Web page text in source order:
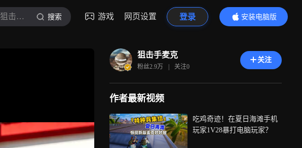
狙击手麦克 搜索 游戏 网页设置 登录
安装电脑版
内容更精彩
狙击手麦克
粉丝2.9万 | 关注0
关注
作者最新视频
吃鸡奇迹！在夏日海滩手机
玩家1V28暴打电脑玩家？